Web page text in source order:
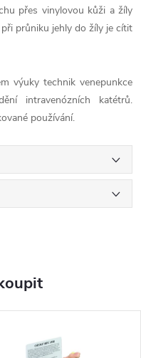
přes vinylovou kůži a žíly
průniku jehly do žíly je cítit
výuky technik venepunkce
intravenózních katétrů.
používání.